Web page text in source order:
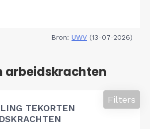
Bron: UWV (13-07-2026)
arbeidskrachten
TEKORTEN
Filters